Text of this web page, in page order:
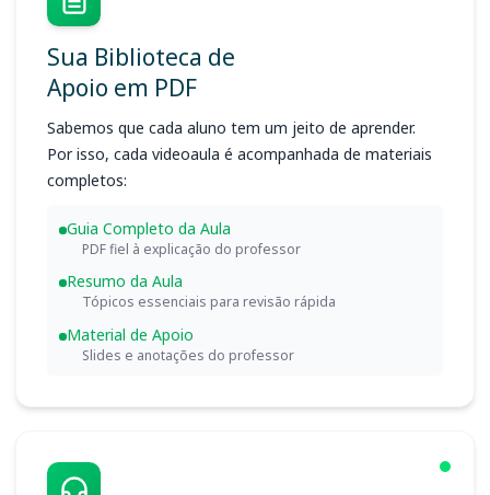
Sua Biblioteca de
Apoio em PDF
Sabemos que cada aluno tem um jeito de aprender.
Por isso, cada videoaula é acompanhada de materiais
completos:
Guia Completo da Aula
PDF fiel à explicação do professor
Resumo da Aula
Tópicos essenciais para revisão rápida
Material de Apoio
Slides e anotações do professor